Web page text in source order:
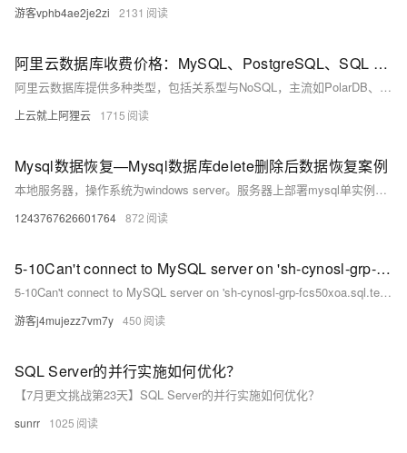
游客vphb4ae2je2zi 2131
阿里云数据库收费价格：MySQL、PostgreSQL、SQL Server和MariaDB引擎费用整理
阿里云数据库提供多种类型，包括关系型与NoSQL，主流如PolarDB、RDS MySQL/PostgreSQL、Redis等。价格低至21元/月起，支持按需付费与优惠套餐，适用于各类应用场景。
上云就上阿狸云 1715
Mysql数据恢复—Mysql数据库delete删除后数据恢复案例
本地服务器，操作系统为windows server。服务器上部署mysql单实例，innodb引擎，独立表空间。未进行数据库备份，未开启binlog。 人为误操作使用Delete命令删除数据时未添加where子句，导致全表数据被删除。删除后未对该表进行任何操作。需要恢复误删除的数据。 在本案例中的mysql数据库未进行备份，也未开启binlog日志，无法直接还原数据库。
1243767626601764 872
5-10Can't connect to MySQL server on 'sh-cynosl-grp-fcs50xoa.sql.tencentcdb.com' (110)")
5-10Can't connect to MySQL server on 'sh-cynosl-grp-fcs50xoa.sql.tencentcdb.com' (110)")
游客j4mujezz7vm7y 450
SQL Server的并行实施如何优化？
【7月更文挑战第23天】SQL Server的并行实施如何优化？
sunrr 1025